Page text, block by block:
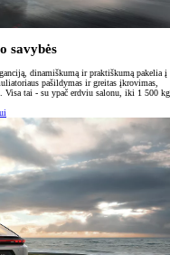
savybės
dinamiškumą ir praktiškumą pakelia į
pašildymas ir greitas įkrovimas,
tai - su ypač erdviu salonu, iki 1 500 kg